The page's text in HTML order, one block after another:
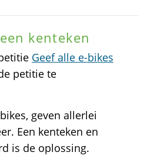
kenteken
Geef alle e-bikes
petitie te
geven allerlei
Een kenteken en
is de oplossing.